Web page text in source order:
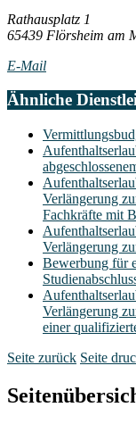
Rathausplatz 1
65439 Flörsheim am
E-Mail
Ähnliche
Verlängerung
Fachkräfte mit
Verlängerung
Bewerbung für
Verlängerung
einer
Seite zurück Seite